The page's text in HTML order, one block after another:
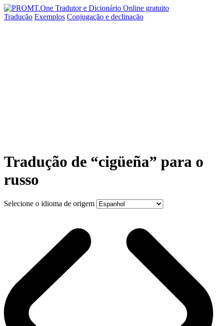
Tradução Exemplos Conjugação e declinação
Tradução de “cigüeña” para o
russo
Selecione o idioma de origem